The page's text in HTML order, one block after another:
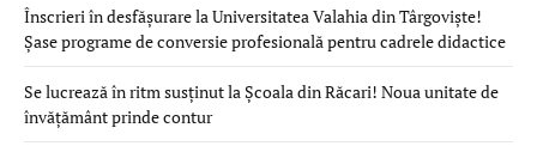
Înscrieri în desfășurare la Universitatea Valahia din Târgoviște!
Șase programe de conversie profesională pentru cadrele didactice
Se lucrează în ritm susținut la Școala din Răcari! Noua unitate de
învățământ prinde contur